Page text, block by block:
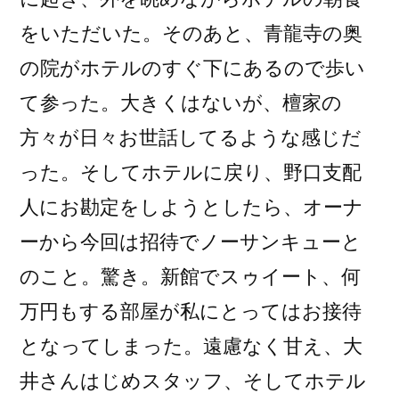
をいただいた。そのあと、青龍寺の奥
の院がホテルのすぐ下にあるので歩い
て参った。大きくはないが、檀家の
方々が日々お世話してるような感じだ
った。そしてホテルに戻り、野口支配
人にお勘定をしようとしたら、オーナ
ーから今回は招待でノーサンキューと
のこと。驚き。新館でスゥイート、何
万円もする部屋が私にとってはお接待
となってしまった。遠慮なく甘え、大
井さんはじめスタッフ、そしてホテル